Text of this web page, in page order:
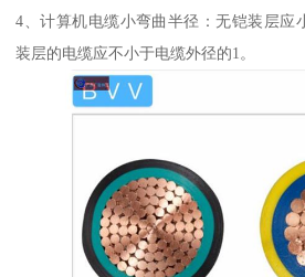
4、计算机电缆小弯曲半径：无铠装层应
装层的电缆应不小于电缆外径的1。